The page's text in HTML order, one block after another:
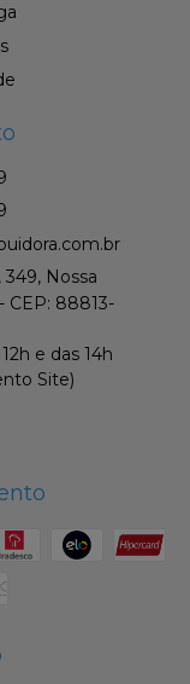
349, Nossa
CEP: 88813-
e das 14h
Site)